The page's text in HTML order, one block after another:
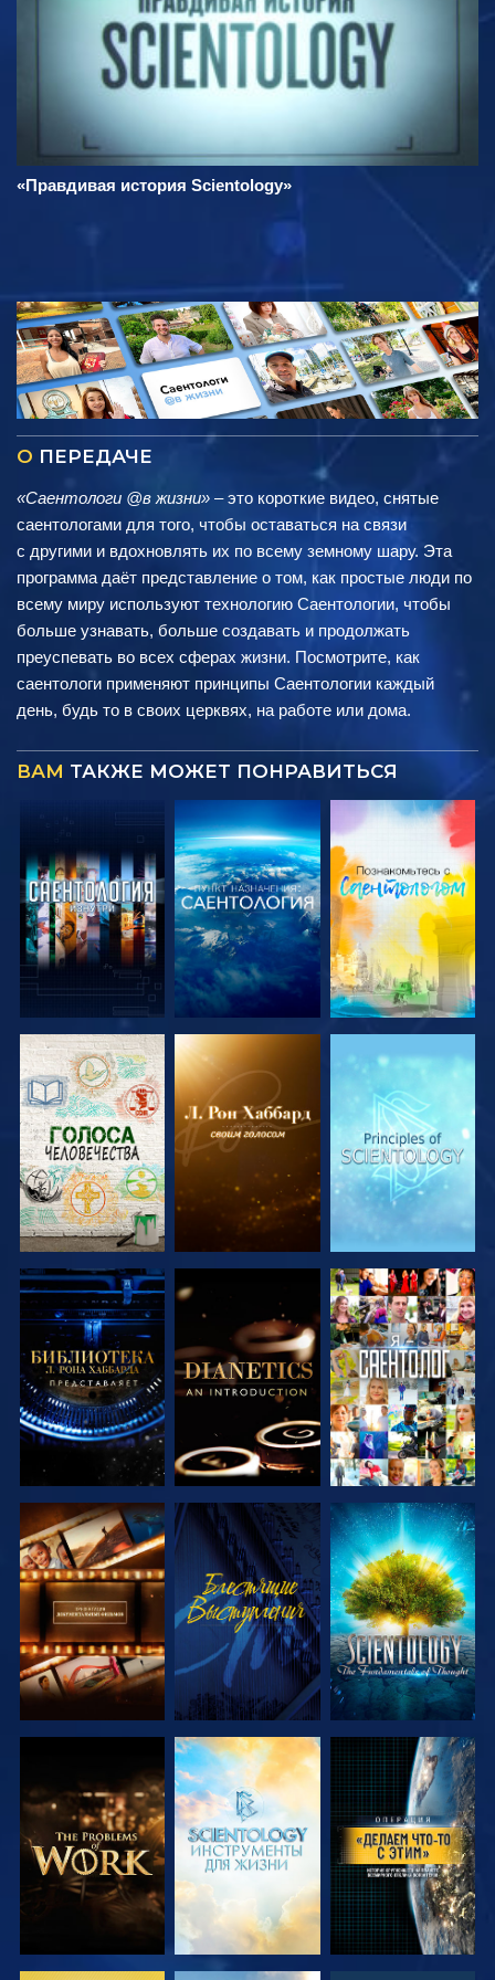
«Правдивая история Scientology»
О ПЕРЕДАЧЕ
«Саентологи @в жизни» – это короткие видео, снятые
саентологами для того, чтобы оставаться на связи
с другими и вдохновлять их по всему земному шару. Эта
программа даёт представление о том, как простые люди по
всему миру используют технологию Саентологии, чтобы
больше узнавать, больше создавать и продолжать
преуспевать во всех сферах жизни. Посмотрите, как
саентологи применяют принципы Саентологии каждый
день, будь то в своих церквях, на работе или дома.
ВАМ ТАКЖЕ МОЖЕТ ПОНРАВИТЬСЯ
СМОТРЕТЬ
ПЕРЕДАЧИ
СМОТРЕТЬ
ПЕРЕДАЧИ
СМОТРЕТЬ
ПЕРЕДАЧИ
СМОТРЕТЬ
ПЕРЕДАЧИ
СМОТРЕТЬ
ПЕРЕДАЧИ
СМОТРЕТЬ
СМОТРЕТЬ
ПЕРЕДАЧИ
СМОТРЕТЬ
СМОТРЕТЬ
ПЕРЕДАЧИ
СМОТРЕТЬ
ПЕРЕДАЧИ
СМОТРЕТЬ
ПЕРЕДАЧИ
СМОТРЕТЬ